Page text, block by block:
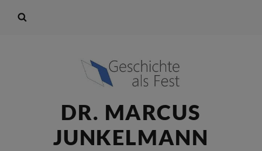
DR. MARCUS
JUNKELMANN